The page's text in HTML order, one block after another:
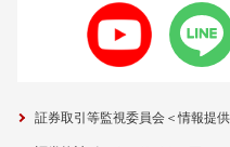
証券取引等監視委員会＜情報提供